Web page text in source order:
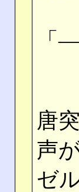
「
唐
声
ゼ